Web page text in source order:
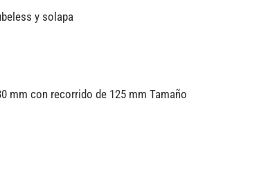
y solapa
mm con recorrido de 125 mm Tamaño